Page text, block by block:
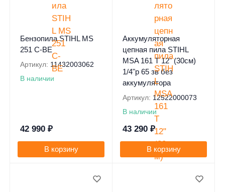
Бензопила STIHL MS
251 C-BE
Артикул: 11432003062
В наличии
42 990 ₽
В корзину
Аккумуляторная
цепная пила STIHL
MSA 161 T 12" (30см)
1/4"p 65 зв без
аккумулятора
Артикул: 12522000073
В наличии
43 290 ₽
В корзину